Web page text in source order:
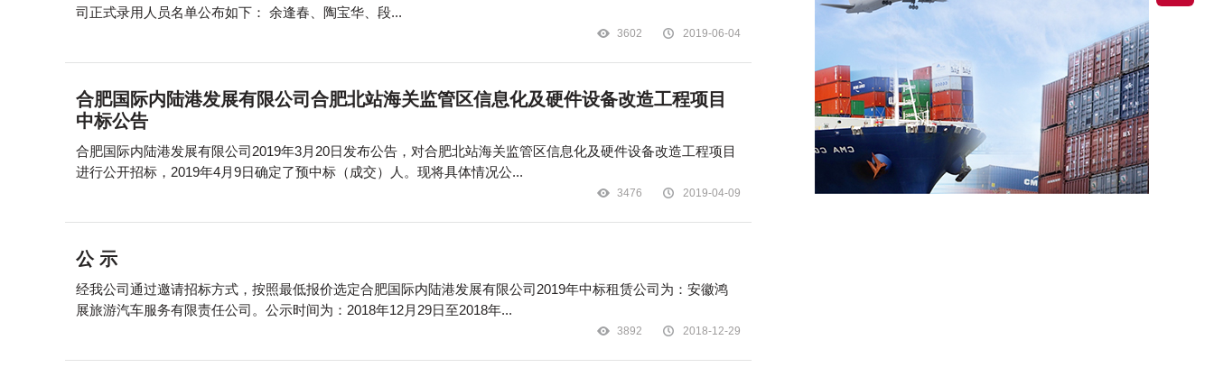
司正式录用人员名单公布如下： 余逢春、陶宝华、段...
3602 2019-06-04
合肥国际内陆港发展有限公司合肥北站海关监管区信息化及硬件设备改造工程项目
中标公告
合肥国际内陆港发展有限公司2019年3月20日发布公告，对合肥北站海关监管区信息化及硬件设备改造工程项目
进行公开招标，2019年4月9日确定了预中标（成交）人。现将具体情况公...
3476 2019-04-09
公 示
经我公司通过邀请招标方式，按照最低报价选定合肥国际内陆港发展有限公司2019年中标租赁公司为：安徽鸿
展旅游汽车服务有限责任公司。公示时间为：2018年12月29日至2018年...
3892 2018-12-29